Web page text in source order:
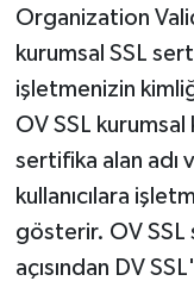
Organization
kurumsal SSL
işletmenizin
OV SSL kurumsal
sertifika alan adı
kullanıcılara
gösterir. OV SSL
açısından DV